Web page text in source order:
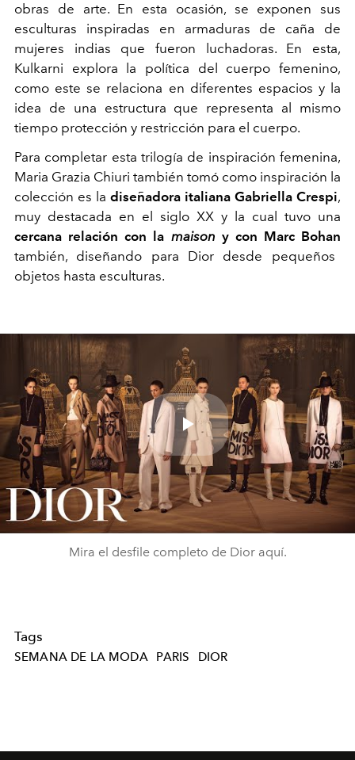
obras de arte. En esta ocasión, se exponen sus
esculturas inspiradas en armaduras de caña de
mujeres indias que fueron luchadoras. En esta,
Kulkarni explora la política del cuerpo femenino,
como este se relaciona en diferentes espacios y la
idea de una estructura que representa al mismo
tiempo protección y restricción para el cuerpo.
Para completar esta trilogía de inspiración femenina,
Maria Grazia Chiuri también tomó como inspiración la
colección es la diseñadora italiana Gabriella Crespi,
muy destacada en el siglo XX y la cual tuvo una
cercana relación con la maison y con Marc Bohan
también, diseñando para Dior desde pequeños
objetos hasta esculturas.
Play
Video
Mira el desfile completo de Dior aquí.
Tags
SEMANA DE LA MODA PARIS DIOR